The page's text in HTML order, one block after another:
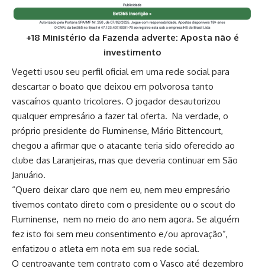
+18 Ministério da Fazenda adverte: Aposta não é
investimento
Vegetti usou seu perfil oficial em uma rede social para
descartar o boato que deixou em polvorosa tanto
vascaínos quanto tricolores. O jogador desautorizou
qualquer empresário a fazer tal oferta. Na verdade, o
próprio presidente do Fluminense, Mário Bittencourt,
chegou a afirmar que o atacante teria sido oferecido ao
clube das Laranjeiras, mas que deveria continuar em São
Januário.
“Quero deixar claro que nem eu, nem meu empresário
tivemos contato direto com o presidente ou o scout do
Fluminense, nem no meio do ano nem agora. Se alguém
fez isto foi sem meu consentimento e/ou aprovação”,
enfatizou o atleta em nota em sua rede social.
O centroavante tem contrato com o Vasco até dezembro